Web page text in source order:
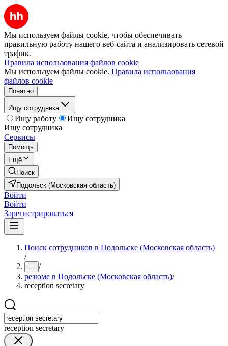
Мы используем файлы cookie, чтобы обеспечивать
правильную работу нашего веб-сайта и анализировать сетевой
трафик.
Правила использования файлов cookie
Мы используем файлы cookie. Правила использования
файлов cookie
Понятно
Ищу сотрудника
Ищу работу
Ищу сотрудника
Ищу сотрудника
Сервисы
Помощь
Ещё
Поиск
Подольск (Московская область)
Войти
Войти
Зарегистрироваться
Поиск сотрудников в Подольске (Московская область)
/
... /
резюме в Подольске (Московская область)/
reception secretary
reception secretary